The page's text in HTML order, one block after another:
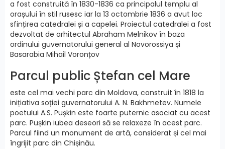
a fost construită în 1830-1836 ca principalul templu al
orașului în stil rusesc iar la 13 octombrie 1836 a avut loc
sfințirea catedralei și a capelei. Proiectul catedralei a fost
dezvoltat de arhitectul Abraham Melnikov în baza
ordinului guvernatorului general al Novorossiya și
Basarabia Mihail Voronțov
Parcul public Ștefan cel Mare
este cel mai vechi parc din Moldova, construit în 1818 la
inițiativa soției guvernatorului A. N. Bakhmetev. Numele
poetului A.S. Pușkin este foarte puternic asociat cu acest
parc. Pușkin iubea deseori să se relaxeze în acest parc.
Parcul fiind un monument de artă, considerat și cel mai
îngrijit parc din Chișinău.